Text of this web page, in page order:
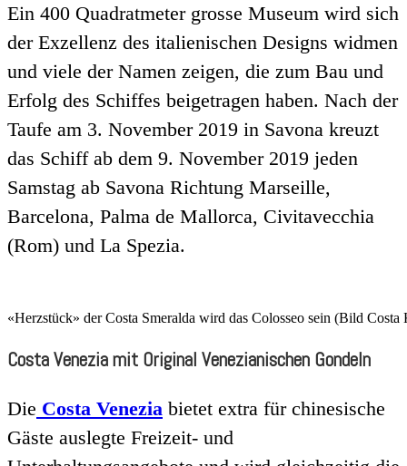
Ein 400 Quadratmeter grosse Museum wird sich
der Exzellenz des italienischen Designs widmen
und viele der Namen zeigen, die zum Bau und
Erfolg des Schiffes beigetragen haben. Nach der
Taufe am 3. November 2019 in Savona kreuzt
das Schiff ab dem 9. November 2019 jeden
Samstag ab Savona Richtung Marseille,
Barcelona, Palma de Mallorca, Civitavecchia
(Rom) und La Spezia.
«Herzstück» der Costa Smeralda wird das Colosseo sein (Bild Costa
Costa Venezia mit Original Venezianischen Gondeln
Die Costa Venezia bietet extra für chinesische
Gäste auslegte Freizeit- und